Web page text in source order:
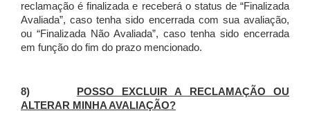
reclamação é finalizada e receberá o status de “Finalizada
Avaliada”, caso tenha sido encerrada com sua avaliação,
ou “Finalizada Não Avaliada”, caso tenha sido encerrada
em função do fim do prazo mencionado.
8)
POSSO EXCLUIR A RECLAMAÇÃO OU
ALTERAR MINHA AVALIAÇÃO?